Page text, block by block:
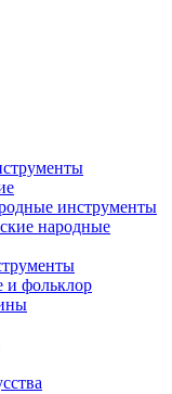
инструменты
народные
и фольклор